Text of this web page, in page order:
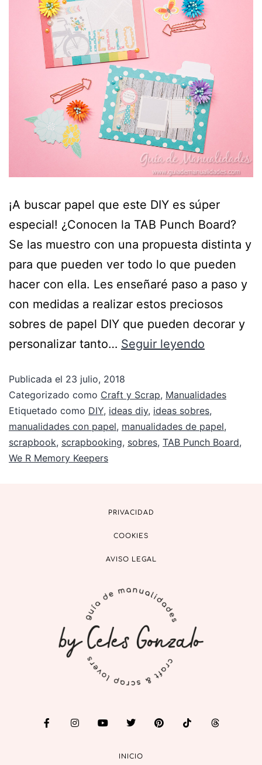
¡A buscar papel que este DIY es súper
especial! ¿Conocen la TAB Punch Board?
Se las muestro con una propuesta distinta y
para que pueden ver todo lo que pueden
hacer con ella. Les enseñaré paso a paso y
con medidas a realizar estos preciosos
sobres de papel DIY que pueden decorar y
personalizar tanto… Seguir leyendo
Publicada el 23 julio, 2018
Categorizado como Craft y Scrap, Manualidades
Etiquetado como DIY, ideas diy, ideas sobres,
manualidades con papel, manualidades de papel,
scrapbook, scrapbooking, sobres, TAB Punch Board,
We R Memory Keepers
PRIVACIDAD
COOKIES
AVISO LEGAL
INICIO